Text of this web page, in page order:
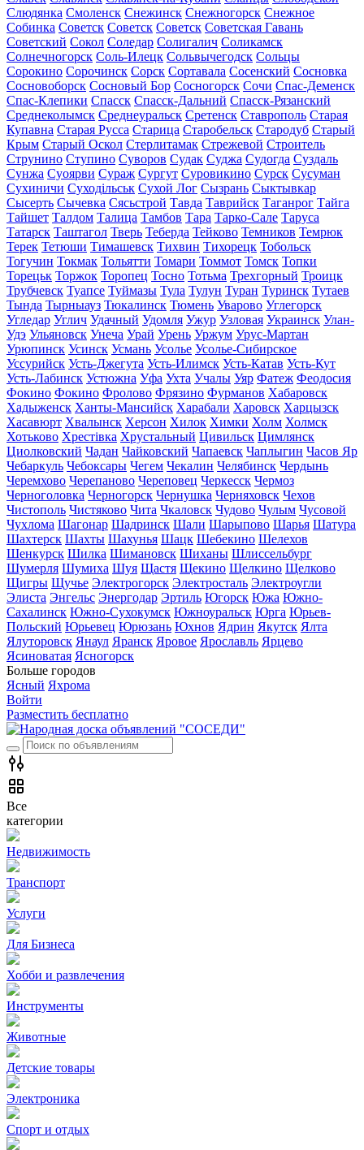
Слюдянка Смоленск Снежинск Снежногорск Снежное
Собинка Советск Советск Советск Советская Гавань
Советский Сокол Соледар Солигалич Соликамск
Солнечногорск Соль-Илецк Сольвычегодск Сольцы
Сорокино Сорочинск Сорск Сортавала Сосенский Сосновка
Сосновоборск Сосновый Бор Сосногорск Сочи Спас-Деменск
Спас-Клепики Спасск Спасск-Дальний Спасск-Рязанский
Среднеколымск Среднеуральск Сретенск Ставрополь Старая
Купавна Старая Русса Старица Старобельск Стародуб Старый
Крым Старый Оскол Стерлитамак Стрежевой Строитель
Струнино Ступино Суворов Судак Суджа Судогда Суздаль
Сунжа Суоярви Сураж Сургут Суровикино Сурск Сусуман
Сухиничи Суходільськ Сухой Лог Сызрань Сыктывкар
Сысерть Сычевка Сясьстрой Тавда Таврийск Таганрог Тайга
Тайшет Талдом Талица Тамбов Тара Тарко-Сале Таруса
Татарск Таштагол Тверь Теберда Тейково Темников Темрюк
Терек Тетюши Тимашевск Тихвин Тихорецк Тобольск
Тогучин Токмак Тольятти Томари Томмот Томск Топки
Торецьк Торжок Торопец Тосно Тотьма Трехгорный Троицк
Трубчевск Туапсе Туймазы Тула Тулун Туран Туринск Тутаев
Тында Тырныауз Тюкалинск Тюмень Уварово Углегорск
Угледар Углич Удачный Удомля Ужур Узловая Украинск Улан-
Удэ Ульяновск Унеча Урай Урень Уржум Урус-Мартан
Урюпинск Усинск Усмань Усолье Усолье-Сибирское
Уссурийск Усть-Джегута Усть-Илимск Усть-Катав Усть-Кут
Усть-Лабинск Устюжна Уфа Ухта Учалы Уяр Фатеж Феодосия
Фокино Фокино Фролово Фрязино Фурманов Хабаровск
Хадыженск Ханты-Мансийск Харабали Харовск Харцызск
Хасавюрт Хвалынск Херсон Хилок Химки Холм Холмск
Хотьково Хрестівка Хрустальный Цивильск Цимлянск
Циолковский Чадан Чайковский Чапаевск Чаплыгин Часов Яр
Чебаркуль Чебоксары Чегем Чекалин Челябинск Чердынь
Черемхово Черепаново Череповец Черкесск Чермоз
Черноголовка Черногорск Чернушка Черняховск Чехов
Чистополь Чистяково Чита Чкаловск Чудово Чулым Чусовой
Чухлома Шагонар Шадринск Шали Шарыпово Шарья Шатура
Шахтерск Шахты Шахунья Шацк Шебекино Шелехов
Шенкурск Шилка Шимановск Шиханы Шлиссельбург
Шумерля Шумиха Шуя Щастя Щекино Щелкино Щелково
Щигры Щучье Электрогорск Электросталь Электроугли
Элиста Энгельс Энергодар Эртиль Югорск Южа Южно-
Сахалинск Южно-Сухокумск Южноуральск Юрга Юрьев-
Польский Юрьевец Юрюзань Юхнов Ядрин Якутск Ялта
Ялуторовск Янаул Яранск Яровое Ярославль Ярцево
Ясиноватая Ясногорск
Больше городов
Ясный Яхрома
Войти
Разместить бесплатно
Все
категории
Недвижимость
Транспорт
Услуги
Для Бизнеса
Хобби и развлечения
Инструменты
Животные
Детские товары
Электроника
Спорт и отдых